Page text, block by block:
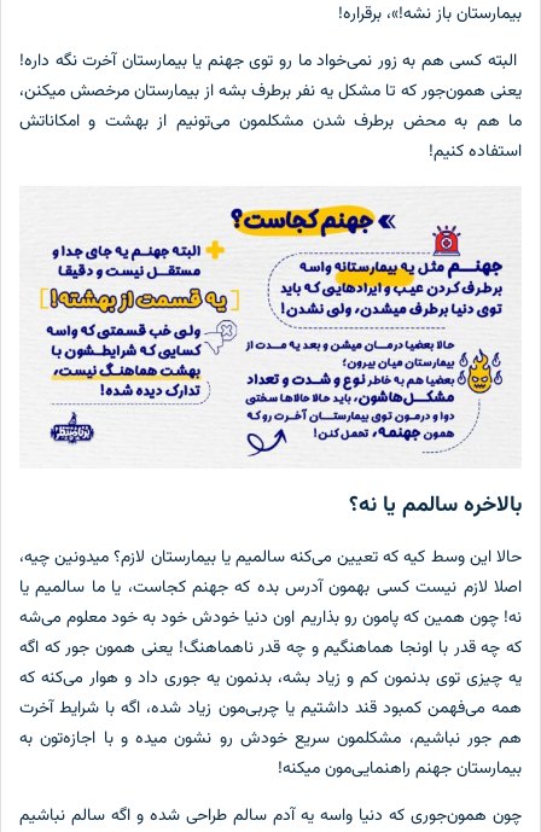
باز نشه!»، برقراره!
کسی هم به زور نمی‌خواد ما رو توی جهنم یا بیمارستان آخرت نگه داره!
همون‌جور که تا مشکل یه نفر برطرف بشه از بیمارستان مرخصش میکنن،
هم به محض برطرف شدن مشکلمون می‌تونیم از بهشت و امکاناتش
کنیم!
سالمم یا نه؟
این وسط کیه که تعیین می‌کنه سالمیم یا بیمارستان لازم؟ میدونین چیه،
لازم نيست کسی بهمون آدرس بده که جهنم کجاست، یا ما سالمیم یا
چون همین که پامون رو بذاریم اون دنیا خودش خود به خود معلوم می‌شه
چه قدر با اونجا هماهنگیم و چه قدر ناهماهنگ! یعنی همون جور که اگه
چیزی توی بدنمون کم و زیاد بشه، بدنمون یه جوری داد و هوار می‌کنه که
می‌فهمن کمبود قند داشتیم یا چربی‌مون زیاد شده، اگه با شرایط آخرت
جور نباشیم، مشکلمون سریع خودش رو نشون میده و با اجازه‌تون به
جهنم راهنمایی‌مون میکنه!
همون‌جوری که دنیا واسه یه آدم سالم طراحی شده و اگه سالم نباشیم